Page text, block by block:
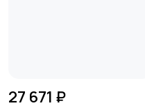
27 671 ₽